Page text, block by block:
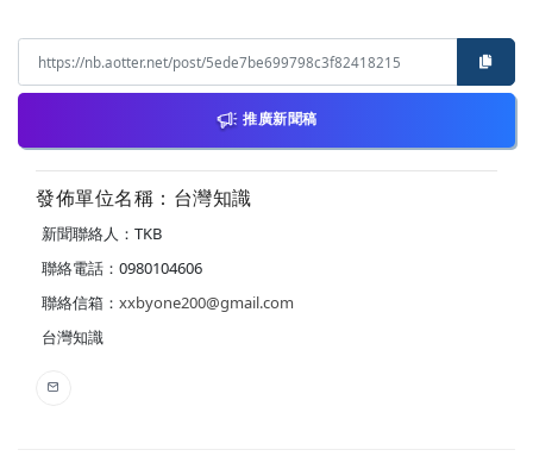
推廣新聞稿
發佈單位名稱：台灣知識
新聞聯絡人：TKB
聯絡電話：0980104606
聯絡信箱： xxbyone200@gmail.com
台灣知識